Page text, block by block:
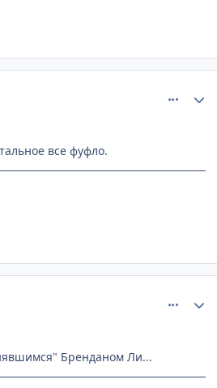
все фуфло.
Бренданом Ли...